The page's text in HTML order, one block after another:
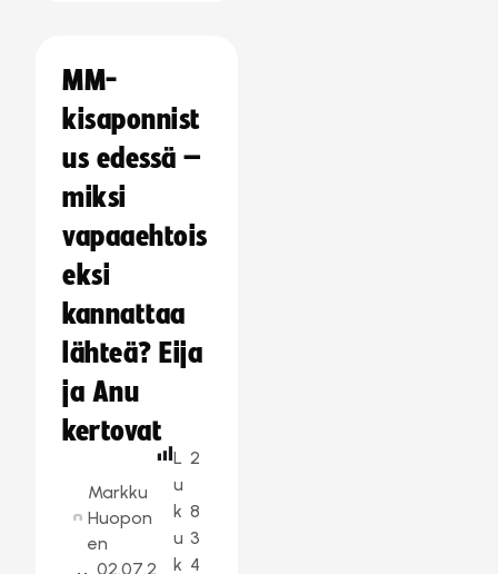
MM-
kisaponnist
us edessä –
miksi
vapaaehtois
eksi
kannattaa
lähteä? Eija
ja Anu
kertovat
Markku
Huopon
en
02.07.2
L
u
k
u
k
2
8
3
4